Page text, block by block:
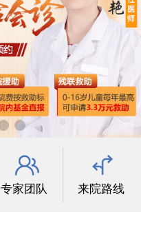
专家团队 来院路线